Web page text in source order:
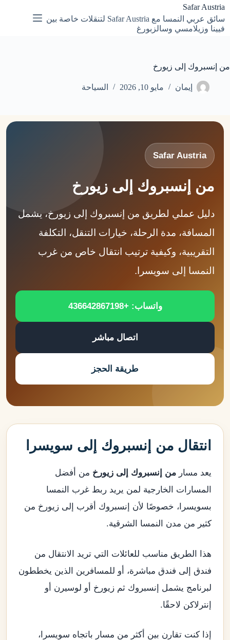
التجاوز
المحتوى
Safar Austria
سائق عربي النمسا مع Safar Austria لتنقلات خاصة بين
فيينا وزيلامسي وسالزبورغ
من إنسبروك إلى زيورخ
إيمان مايو 10, 2026 السياحة
Safar Austria
من إنسبروك إلى زيورخ
دليل عملي لطريق من إنسبروك إلى زيورخ، يشمل
المسافة، مدة الرحلة، خيارات التنقل، التكلفة
التقريبية، وكيفية ترتيب انتقال خاص من غرب
النمسا إلى سويسرا.
واتساب: +436642867198
اتصال مباشر
طريقة الحجز
انتقال من إنسبروك إلى سويسرا
يعد مسار من إنسبروك إلى زيورخ من أفضل
المسارات الخارجية لمن يريد ربط غرب النمسا
بسويسرا، خصوصًا لأن إنسبروك أقرب إلى زيورخ من
كثير من مدن النمسا الشرقية.
هذا الطريق مناسب للعائلات التي تريد الانتقال من
فندق إلى فندق مباشرة، أو للمسافرين الذين يخططون
لبرنامج يشمل إنسبروك ثم زيورخ أو لوسيرن أو
إنترلاكن لاحقًا.
إذا كنت تقارن بين أكثر من مسار باتجاه سويسرا،